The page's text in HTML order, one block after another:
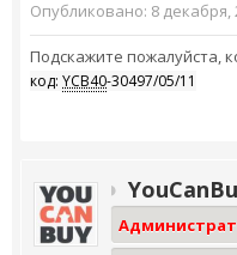
Опубликовано: 8 декабря,
Подскажите пожалуйста,
код: YCB40-30497/05/11